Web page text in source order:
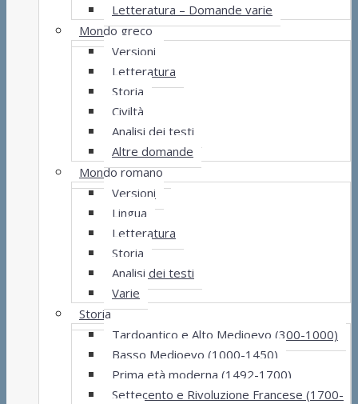
Letteratura – Domande varie
Mondo greco
Versioni
Letteratura
Storia
Civiltà
Analisi dei testi
Altre domande
Mondo romano
Versioni
Lingua
Letteratura
Storia
Analisi dei testi
Varie
Storia
Tardoantico e Alto Medioevo (300-1000)
Basso Medioevo (1000-1450)
Prima età moderna (1492-1700)
Settecento e Rivoluzione Francese (1700-